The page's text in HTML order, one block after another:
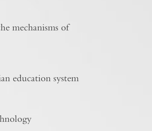
mechanisms of
education system